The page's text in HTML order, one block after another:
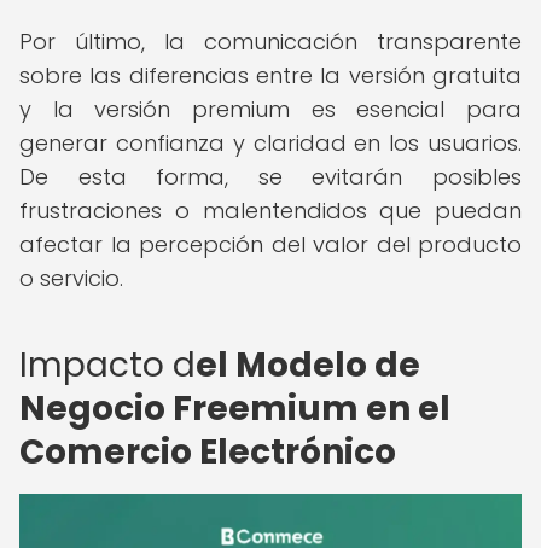
Por último, la comunicación transparente
sobre las diferencias entre la versión gratuita
y la versión premium es esencial para
generar confianza y claridad en los usuarios.
De esta forma, se evitarán posibles
frustraciones o malentendidos que puedan
afectar la percepción del valor del producto
o servicio.
Impacto del Modelo de
Negocio Freemium en el
Comercio Electrónico